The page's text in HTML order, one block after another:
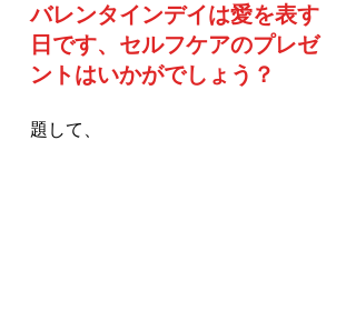
バレンタインデイは愛を表す
日です、セルフケアのプレゼ
ントはいかがでしょう？
題して、